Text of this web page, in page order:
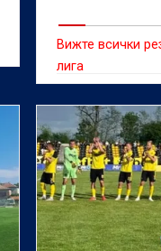
Вижте всички
лига